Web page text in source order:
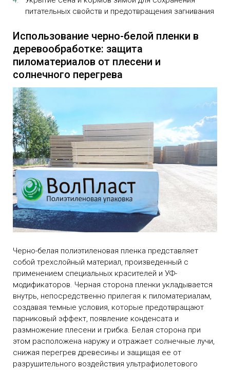
питательных свойств и предотвращения загнивания
Использование черно-белой пленки в
деревообработке: защита
пиломатериалов от плесени и
солнечного перегрева
Черно-белая полиэтиленовая пленка представляет
собой трехслойный материал, произведенный с
применением специальных красителей и УФ-
модификаторов. Черная сторона пленки укладывается
внутрь, непосредственно прилегая к пиломатериалам,
создавая темные условия, которые предотвращают
парниковый эффект, появление конденсата и
размножение плесени и грибка. Белая сторона при
этом расположена наружу и отражает солнечные лучи,
снижая перегрев древесины и защищая ее от
разрушительного воздействия ультрафиолетового